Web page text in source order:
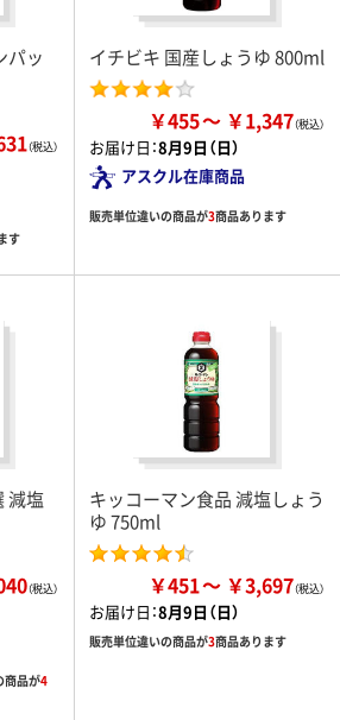
パッ
す
イチビキ 国産しょうゆ 800ml
￥455 ￥1,347
お届け日：8月9日（日）
アスクル在庫商品
販売単位違いの商品が3商品あります
減塩
商品が4
キッコーマン食品 減塩しょう
ゆ 750ml
￥451 ￥3,697
お届け日：8月9日（日）
販売単位違いの商品が3商品あります